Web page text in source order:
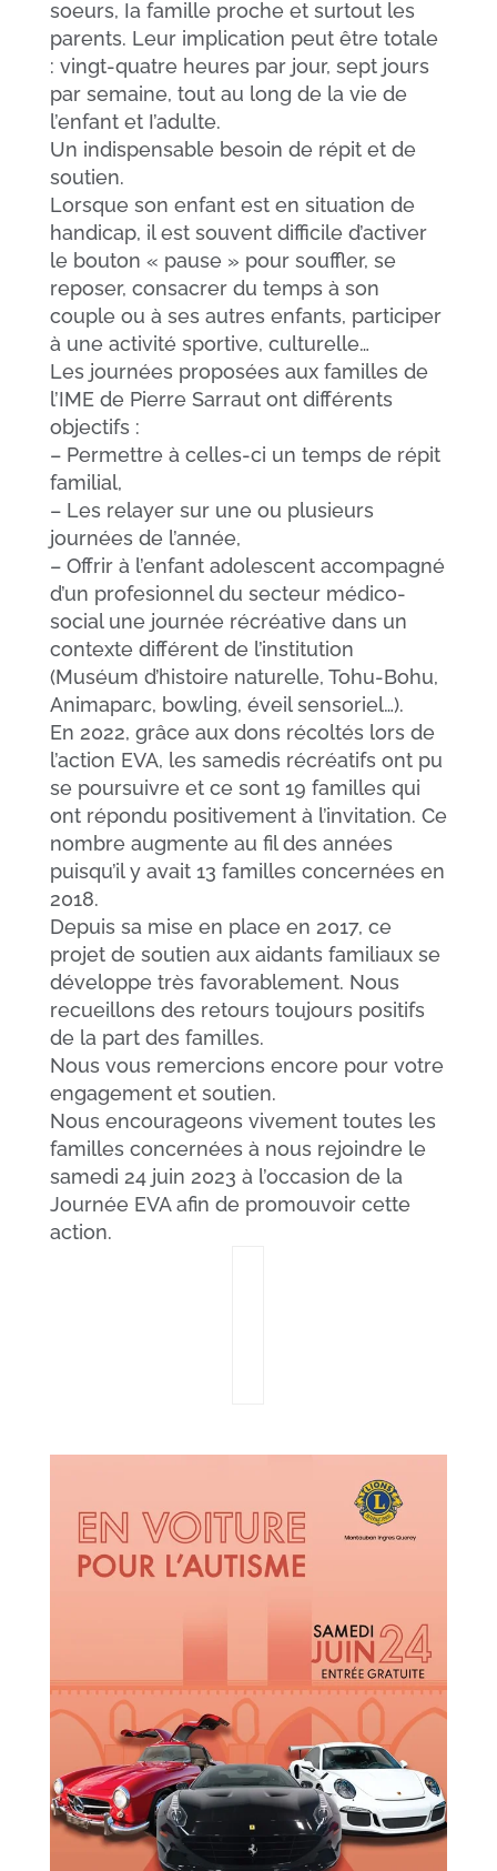
soeurs, Ia famille proche et surtout les
parents. Leur implication peut être totale
: vingt-quatre heures par jour, sept jours
par semaine, tout au long de la vie de
l’enfant et I’adulte.
Un indispensable besoin de répit et de
soutien.
Lorsque son enfant est en situation de
handicap, il est souvent difficile d’activer
le bouton « pause » pour souffler, se
reposer, consacrer du temps à son
couple ou à ses autres enfants, participer
à une activité sportive, culturelle…
Les journées proposées aux familles de
l’IME de Pierre Sarraut ont différents
objectifs :
– Permettre à celles-ci un temps de répit
familial,
– Les relayer sur une ou plusieurs
journées de l’année,
– Offrir à l’enfant adolescent accompagné
d’un profesionnel du secteur médico-
social une journée récréative dans un
contexte différent de l’institution
(Muséum d’histoire naturelle, Tohu-Bohu,
Animaparc, bowling, éveil sensoriel…).
En 2022, grâce aux dons récoltés lors de
l’action EVA, les samedis récréatifs ont pu
se poursuivre et ce sont 19 familles qui
ont répondu positivement à l’invitation. Ce
nombre augmente au fil des années
puisqu’il y avait 13 familles concernées en
2018.
Depuis sa mise en place en 2017, ce
projet de soutien aux aidants familiaux se
développe très favorablement. Nous
recueillons des retours toujours positifs
de la part des familles.
Nous vous remercions encore pour votre
engagement et soutien.
Nous encourageons vivement toutes les
familles concernées à nous rejoindre le
samedi 24 juin 2023 à l’occasion de la
Journée EVA afin de promouvoir cette
action.